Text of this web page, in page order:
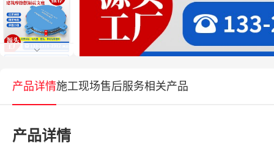
产品详情施工现场售后服务相关产品
产品详情